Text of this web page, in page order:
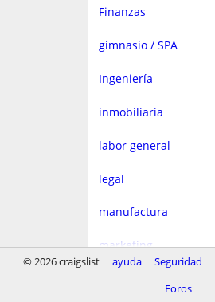
Finanzas
gimnasio / SPA
Ingeniería
inmobiliaria
labor general
legal
manufactura
marketing
© 2026 craigslist ayuda Seguridad
Foros